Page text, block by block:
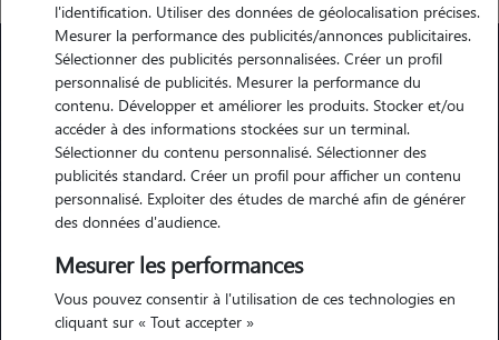
Animaute
Garde Chien
Garde Chat
Races de chiens
l'identification. Utiliser des données de géolocalisation précises.
Mesurer la performance des publicités/annonces publicitaires.
Sélectionner des publicités personnalisées. Créer un profil
personnalisé de publicités. Mesurer la performance du
contenu. Développer et améliorer les produits. Stocker et/ou
accéder à des informations stockées sur un terminal.
Sélectionner du contenu personnalisé. Sélectionner des
publicités standard. Créer un profil pour afficher un contenu
personnalisé. Exploiter des études de marché afin de générer
des données d'audience.
Mesurer les performances
Vous pouvez consentir à l'utilisation de ces technologies en
cliquant sur « Tout accepter »